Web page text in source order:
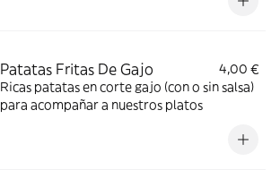
Patatas Fritas De Gajo
4,00 €
Ricas patatas en corte gajo (con o sin salsa)
para acompañar a nuestros platos